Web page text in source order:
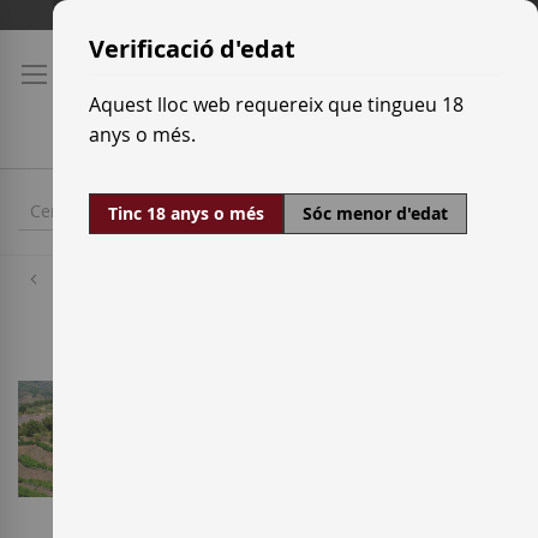
Skip
Content
Verificació d'edat
Aquest lloc web requereix que tingueu 18
anys o més.
Tinc 18 anys o més Sóc menor d'edat